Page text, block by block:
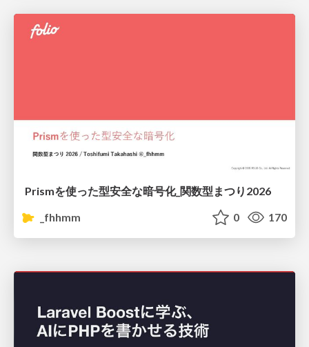
Prismを使った型安全な暗号化_関数型まつり2026
_fhhmm
0 170